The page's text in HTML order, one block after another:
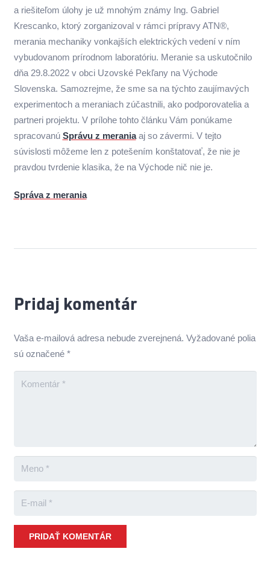
a riešiteľom úlohy je už mnohým známy Ing. Gabriel
Krescanko, ktorý zorganizoval v rámci prípravy ATN®,
merania mechaniky vonkajších elektrických vedení v ním
vybudovanom prírodnom laboratóriu. Meranie sa uskutočnilo
dňa 29.8.2022 v obci Uzovské Pekľany na Východe
Slovenska. Samozrejme, že sme sa na týchto zaujímavých
experimentoch a meraniach zúčastnili, ako podporovatelia a
partneri projektu. V prílohe tohto článku Vám ponúkame
spracovanú Správu z meraniaaj so závermi. V tejto
súvislosti môžeme len z potešením konštatovať, že nie je
pravdou tvrdenie klasika, že na Východe nič nie je.
Správa z merania
Pridaj komentár
Vaša e-mailová adresa nebude zverejnená. Vyžadované polia
sú označené *
PRIDAŤ KOMENTÁR